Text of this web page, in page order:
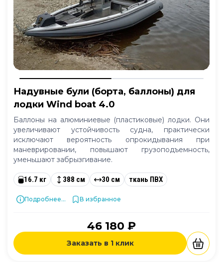
Надувные були (борта, баллоны) для
лодки Wind boat 4.0
Баллоны на алюминиевые (пластиковые) лодки. Они
увеличивают устойчивость судна, практически
исключают вероятность опрокидывания при
маневрировании, повышают грузоподъемность,
уменьшают забрызгивание.
16.7 кг 388 см 30 см ткань ПВХ
Подробнее... В избранное
46 180 ₽
Заказать в 1 клик